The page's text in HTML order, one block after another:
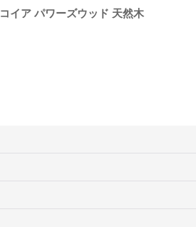
イア パワーズウッド 天然木